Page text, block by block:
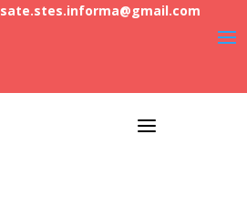
sate.stes.informa@gmail.com
a